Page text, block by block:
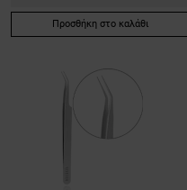
Προσθήκη στο καλάθι